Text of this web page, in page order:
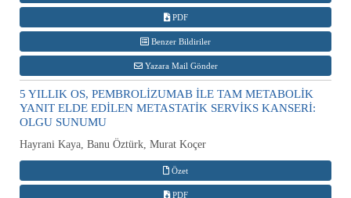
PDF
Benzer Bildiriler
Yazara Mail Gönder
5 YILLIK OS, PEMBROLİZUMAB İLE TAM METABOLİK
YANIT ELDE EDİLEN METASTATİK SERVİKS KANSERİ:
OLGU SUNUMU
Hayrani Kaya, Banu Öztürk, Murat Koçer
Özet
PDF